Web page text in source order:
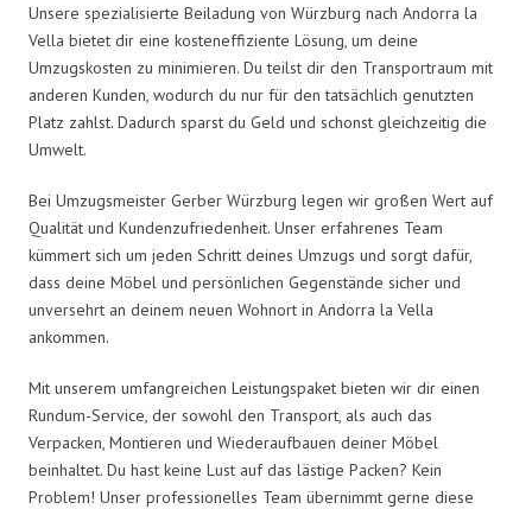
Unsere spezialisierte Beiladung von Würzburg nach Andorra la
Vella bietet dir eine kosteneffiziente Lösung, um deine
Umzugskosten zu minimieren. Du teilst dir den Transportraum mit
anderen Kunden, wodurch du nur für den tatsächlich genutzten
Platz zahlst. Dadurch sparst du Geld und schonst gleichzeitig die
Umwelt.
Bei Umzugsmeister Gerber Würzburg legen wir großen Wert auf
Qualität und Kundenzufriedenheit. Unser erfahrenes Team
kümmert sich um jeden Schritt deines Umzugs und sorgt dafür,
dass deine Möbel und persönlichen Gegenstände sicher und
unversehrt an deinem neuen Wohnort in Andorra la Vella
ankommen.
Mit unserem umfangreichen Leistungspaket bieten wir dir einen
Rundum-Service, der sowohl den Transport, als auch das
Verpacken, Montieren und Wiederaufbauen deiner Möbel
beinhaltet. Du hast keine Lust auf das lästige Packen? Kein
Problem! Unser professionelles Team übernimmt gerne diese